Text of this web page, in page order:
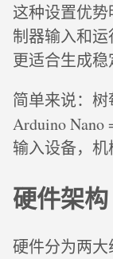
这种设置优
制器输入和运
更适合生成稳
简单来说：树
Arduino Nano
输入设备，机
硬件架构
硬件分为两